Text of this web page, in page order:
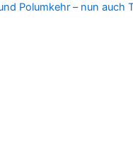
Polumkehr – nun auch